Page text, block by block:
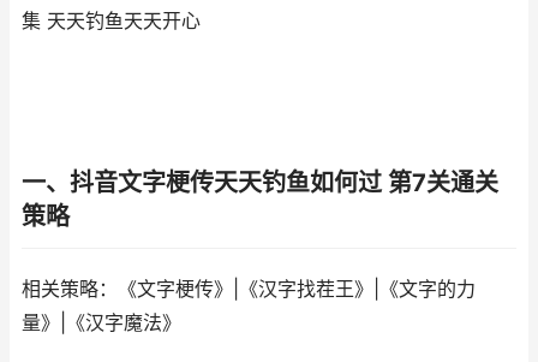
集 天天钓鱼天天开心
一、抖音文字梗传天天钓鱼如何过 第7关通关
策略
相关策略：《文字梗传》|《汉字找茬王》|《文字的力
量》|《汉字魔法》